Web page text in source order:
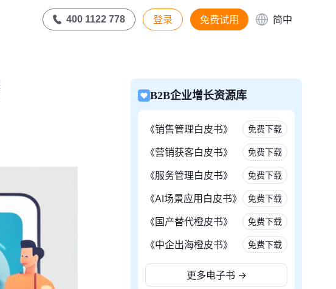
400 1122 778 登录 免费试用 简中
B2B企业增长资源库
《销售管理白皮书》 免费下载
《营销获客白皮书》 免费下载
《服务管理白皮书》 免费下载
《AI场景应用白皮书》 免费下载
《国产替代橙皮书》 免费下载
《中企出海橙皮书》 免费下载
更多电子书 →